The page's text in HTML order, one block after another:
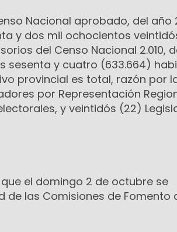
Nacional aprobado, del año
y dos mil ochocientos
del Censo Nacional 2.010,
sesenta y cuatro (633.664)
provincial es total, razón por
por Representación
y veintidós (22)
el domingo 2 de octubre se
las Comisiones de Fomento